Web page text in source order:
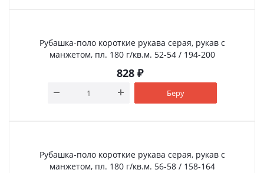
Рубашка-поло короткие рукава серая, рукав с
манжетом, пл. 180 г/кв.м. 52-54 / 194-200
828 ₽
Беру
Рубашка-поло короткие рукава серая, рукав с
манжетом, пл. 180 г/кв.м. 56-58 / 158-164